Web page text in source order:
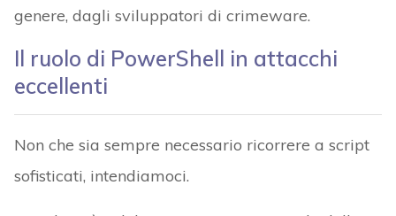
genere, dagli sviluppatori di crimeware.
Il ruolo di PowerShell in attacchi
eccellenti
Non che sia sempre necessario ricorrere a script
sofisticati, intendiamoci.